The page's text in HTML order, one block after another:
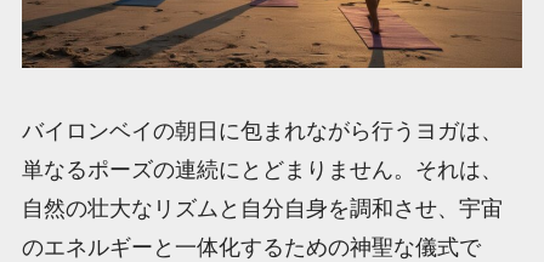
バイロンベイの朝日に包まれながら行うヨガは、
単なるポーズの連続にとどまりません。それは、
自然の壮大なリズムと自分自身を調和させ、宇宙
のエネルギーと一体化するための神聖な儀式で